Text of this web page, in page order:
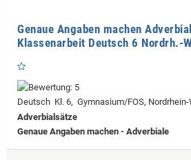
Genaue Angaben machen
Klassenarbeit Deutsch 6 Nordrh.-
Deutsch Kl. 6, Gymnasium/FOS,
Adverbialsätze
Genaue Angaben machen - Adverbiale